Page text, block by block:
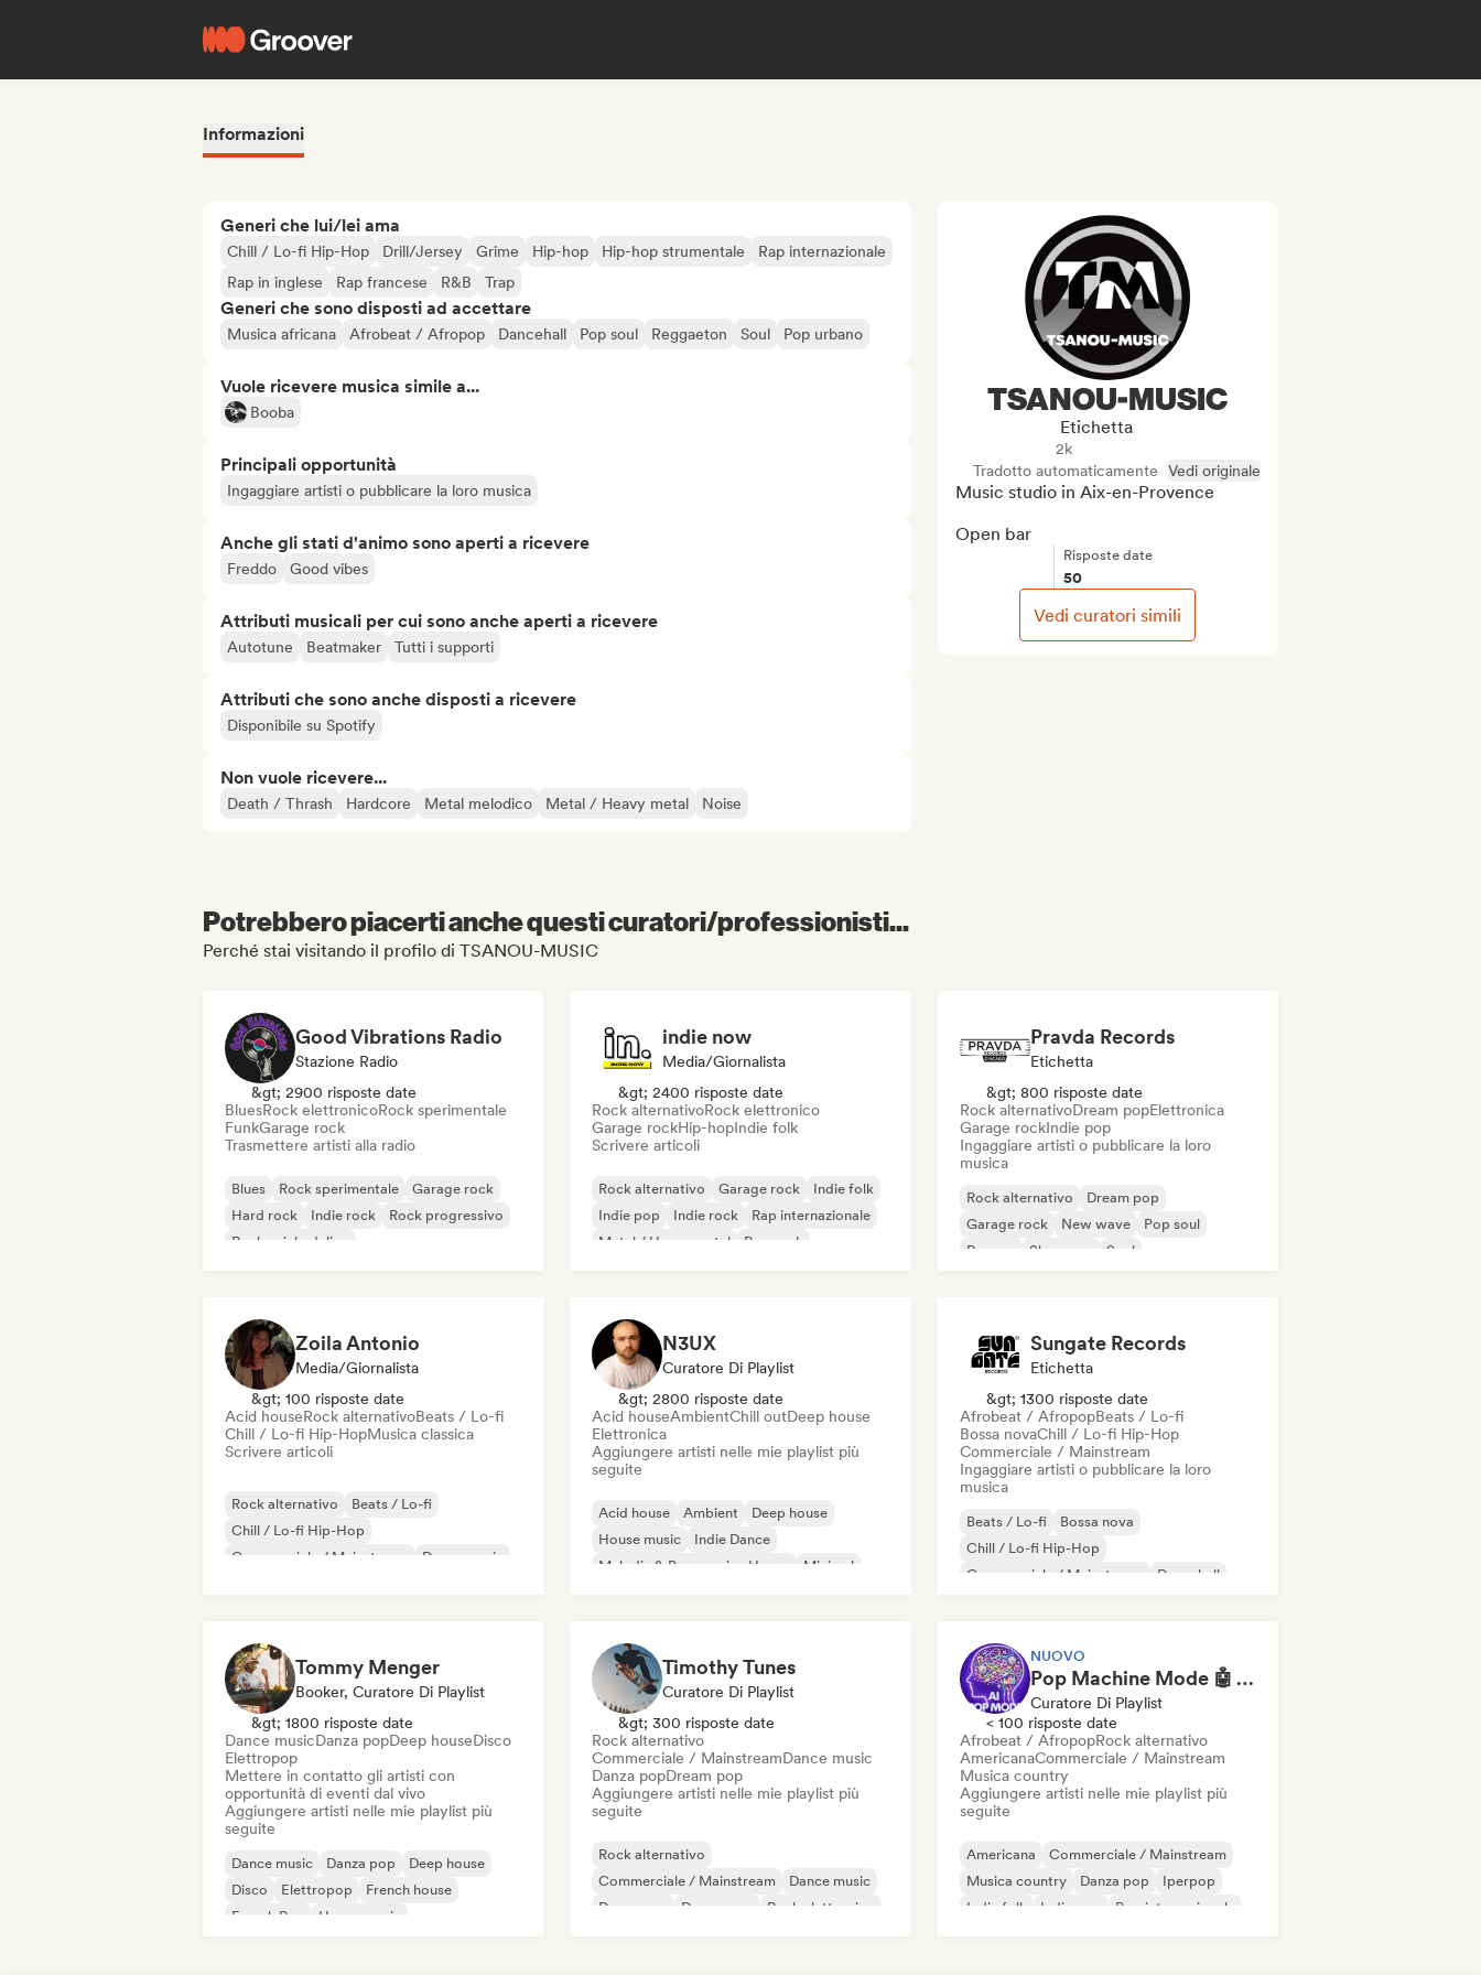
Informazioni
Generi che lui/lei ama
Chill / Lo-fi Hip-Hop Drill/Jersey Grime Hip-hop Hip-hop strumentale
Rap internazionale
Rap in inglese
Rap francese R&B Trap
Generi che sono disposti ad accettare
Musica africana Afrobeat / Afropop Dancehall Pop soul Reggaeton Soul Pop urbano
Vuole ricevere musica simile a...
Booba
Principali opportunità
Ingaggiare artisti o pubblicare la loro musica
Anche gli stati d'animo sono aperti a ricevere
Freddo Good vibes
Attributi musicali per cui sono anche aperti a ricevere
Autotune Beatmaker Tutti i supporti
Attributi che sono anche disposti a ricevere
Disponibile su Spotify
Non vuole ricevere...
Death / Thrash Hardcore Metal melodico Metal / Heavy metal Noise
TSANOU-MUSIC
Etichetta
2k
Tradotto automaticamente
Vedi originale
Music studio in Aix-en-Provence
Open bar
Risposte date
50
Vedi curatori simili
Potrebbero piacerti anche questi curatori/professionisti...
Perché stai visitando il profilo di TSANOU-MUSIC
Good Vibrations Radio
Stazione Radio
&gt; 2900 risposte date
BluesRock elettronicoRock sperimentale
FunkGarage rock
Trasmettere artisti alla radio
Blues Rock sperimentale
Garage rock
Hard rock
Indie rock
Rock progressivo
Rock psichedelico
indie now
Media/Giornalista
&gt; 2400 risposte date
Rock alternativoRock elettronico
Garage rockHip-hopIndie folk
Scrivere articoli
Rock alternativo Garage rock
Indie folk
Indie pop
Indie rock
Rap internazionale
Metal / Heavy metal
Pop rock
Pravda Records
Etichetta
&gt; 800 risposte date
Rock alternativoDream popElettronica
Garage rockIndie pop
Ingaggiare artisti o pubblicare la loro
musica
Rock alternativo
Dream pop
Garage rock
New wave
Pop soul
Reggae
Shoegaze Soul
Zoila Antonio
Media/Giornalista
&gt; 100 risposte date
Acid houseRock alternativoBeats / Lo-fi
Chill / Lo-fi Hip-HopMusica classica
Scrivere articoli
Rock alternativo
Beats / Lo-fi
Chill / Lo-fi Hip-Hop
Commerciale / Mainstream
Dance music
N3UX
Curatore Di Playlist
&gt; 2800 risposte date
Acid houseAmbientChill outDeep house
Elettronica
Aggiungere artisti nelle mie playlist più
seguite
Acid house Ambient
Deep house
House music
Indie Dance
Melodic & Progressive House
Minimal
Sungate Records
Etichetta
&gt; 1300 risposte date
Afrobeat / AfropopBeats / Lo-fi
Bossa novaChill / Lo-fi Hip-Hop
Commerciale / Mainstream
Ingaggiare artisti o pubblicare la loro
musica
Beats / Lo-fi
Bossa nova
Chill / Lo-fi Hip-Hop
Commerciale / Mainstream
Dancehall
Tommy Menger
Booker, Curatore Di Playlist
&gt; 1800 risposte date
Dance musicDanza popDeep houseDisco
Elettropop
Mettere in contatto gli artisti con
opportunità di eventi dal vivo
Aggiungere artisti nelle mie playlist più
seguite
Dance music Danza pop
Deep house
Disco
Elettropop
French house
French Pop
House music
Timothy Tunes
Curatore Di Playlist
&gt; 300 risposte date
Rock alternativo
Commerciale / MainstreamDance music
Danza popDream pop
Aggiungere artisti nelle mie playlist più
seguite
Rock alternativo
Commerciale / Mainstream
Dance music
Danza pop
Dream pop
Rock elettronico
NUOVO
Pop Machine Mode 🤖 AI Music, Indie Pop & Dream Pop
Curatore Di Playlist
< 100 risposte date
Afrobeat / AfropopRock alternativo
AmericanaCommerciale / Mainstream
Musica country
Aggiungere artisti nelle mie playlist più
seguite
Americana
Commerciale / Mainstream
Musica country
Danza pop
Iperpop
Indie folk
Indie pop Pop internazionale